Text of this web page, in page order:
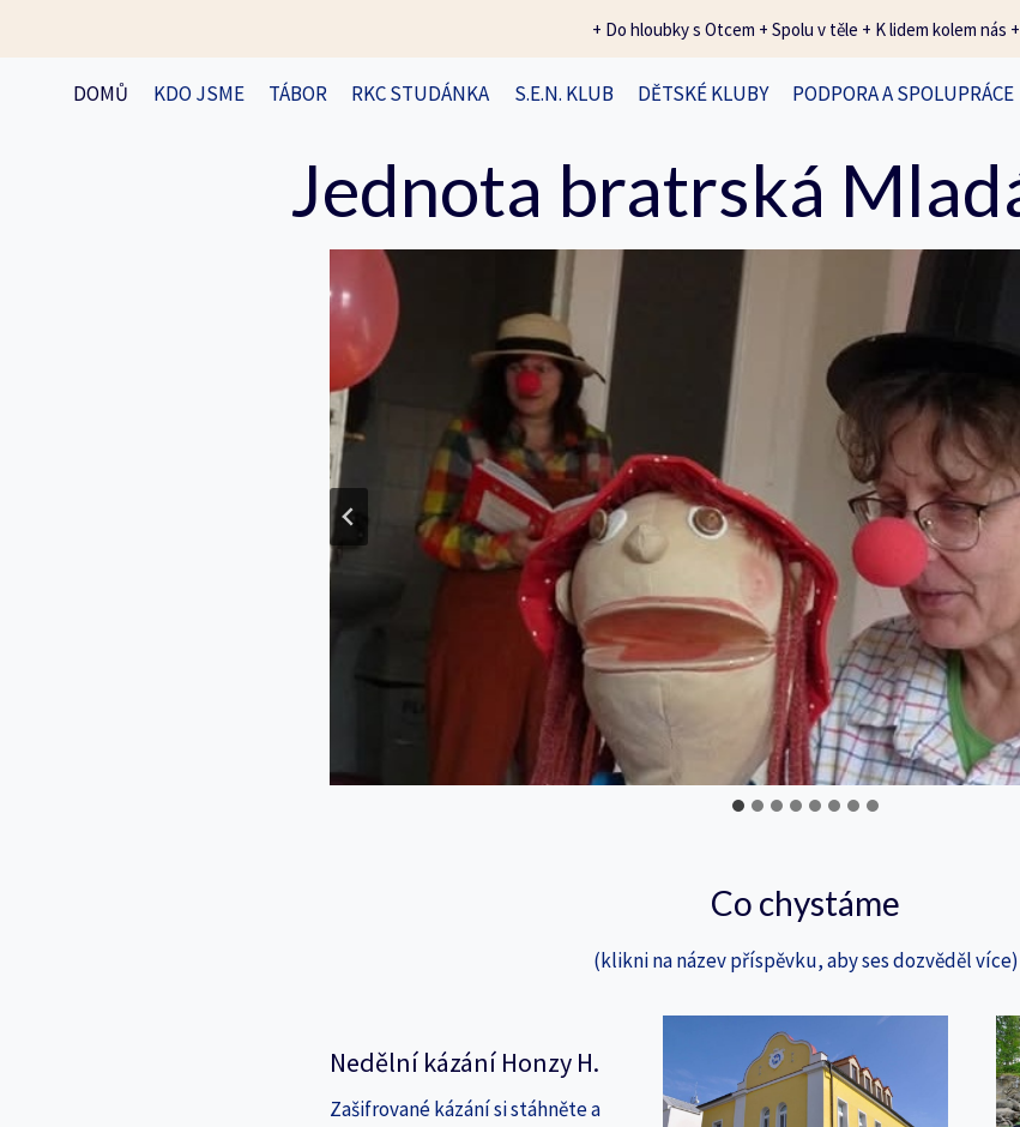
+ Do hloubky s Otcem + Spolu v těle + K lidem kolem nás +
DOMŮ KDO JSME TÁBOR RKC STUDÁNKA S.E.N. KLUB DĚTSKÉ KLUBY PODPORA A SPOLUPRÁCE
Jednota bratrská
Co chystáme
(klikni na název příspěvku, aby ses dozvěděl více)
Nedělní kázání Honzy H.
Zašifrované kázání si stáhněte a